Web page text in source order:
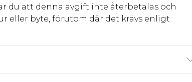
du att denna avgift inte återbetalas och
eller byte, förutom där det krävs enligt